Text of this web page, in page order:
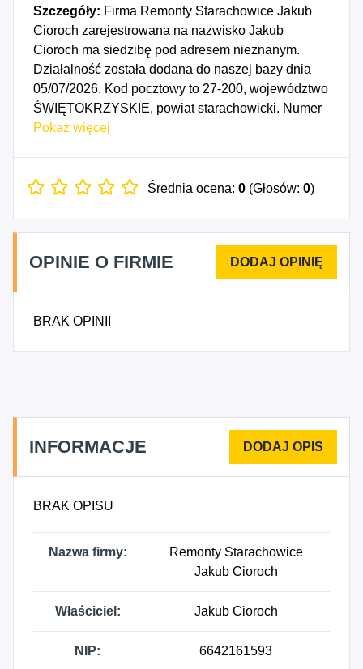
Szczegóły: Firma Remonty Starachowice Jakub
Cioroch zarejestrowana na nazwisko Jakub
Cioroch ma siedzibę pod adresem nieznanym.
Działalność została dodana do naszej bazy dnia
05/07/2026. Kod pocztowy to 27-200, województwo
ŚWIĘTOKRZYSKIE, powiat starachowicki. Numer
Identyfikacji Podatkowej NIP to 6642161593, a
rozpoczęcia działalności gospodarczej przypada
budowlanej, 4333Z - Posadzkarstwo; tapetowanie i
oblicowywanie ścian, 4334Z - Malowanie i
szklenie, 4100A - Roboty budowlane związane ze
Wykonywanie pozostałych robót budowlanych
Pokaż więcej
Średnia ocena: 0 (Głosów: 0)
OPINIE O FIRMIE
BRAK OPINII
INFORMACJE
BRAK OPISU
Nazwa firmy:
Remonty Starachowice
Jakub Cioroch
Właściciel: Jakub Cioroch
NIP: 6642161593